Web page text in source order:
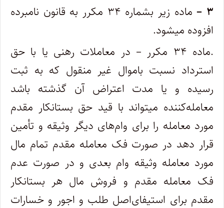
۳ –
ماده زیر بشماره ۳۴ مکرر به قانون نامبرده
افزوده میشود.
.ماده ۳۴ مکرر – در معاملات رهنی یا با حق
استرداد نسبت باموال غیر منقول که به ثبت
رسیده و یا مدت اعتراض آن گذشته باشد
معامله‌کننده‌ میتواند با قید حق بستانکار مقدم
مورد معامله را برای وام‌های دیگر وثیقه و تأمین
قرار دهد در صورت فک معامله مقدم تمام مال
مورد معامله وثیقه وام بعدی و در صورت عدم
فک معامله مقدم و فروش مال هر بستانکار
مقدم برای استیفای‌اصل طلب و اجور و خسارات